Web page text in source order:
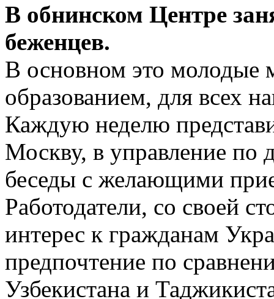
В обнинском Центре
беженцев.
В основном это
образованием, для всех
Каждую неделю
Москву, в управление
беседы с желающими
Работодатели, со своей
интерес к гражданам
предпочтение по
Узбекистана и